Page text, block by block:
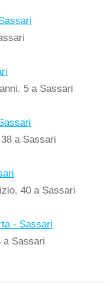
5 a Sassari
a Sassari
40 a Sassari
- Sassari
a Sassari